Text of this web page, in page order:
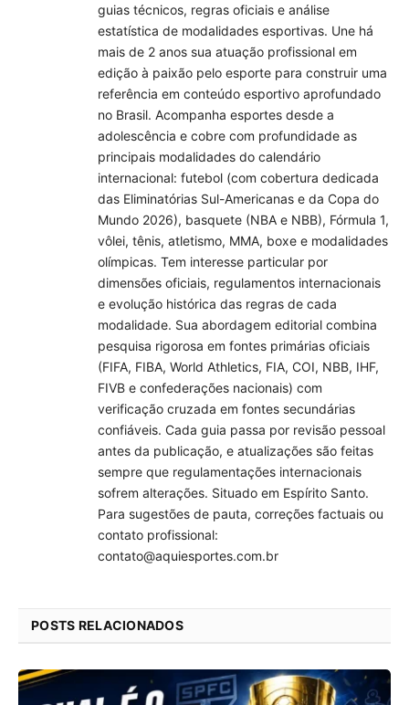
guias técnicos, regras oficiais e análise
estatística de modalidades esportivas. Une há
mais de 2 anos sua atuação profissional em
edição à paixão pelo esporte para construir uma
referência em conteúdo esportivo aprofundado
no Brasil. Acompanha esportes desde a
adolescência e cobre com profundidade as
principais modalidades do calendário
internacional: futebol (com cobertura dedicada
das Eliminatórias Sul-Americanas e da Copa do
Mundo 2026), basquete (NBA e NBB), Fórmula 1,
vôlei, tênis, atletismo, MMA, boxe e modalidades
olímpicas. Tem interesse particular por
dimensões oficiais, regulamentos internacionais
e evolução histórica das regras de cada
modalidade. Sua abordagem editorial combina
pesquisa rigorosa em fontes primárias oficiais
(FIFA, FIBA, World Athletics, FIA, COI, NBB, IHF,
FIVB e confederações nacionais) com
verificação cruzada em fontes secundárias
confiáveis. Cada guia passa por revisão pessoal
antes da publicação, e atualizações são feitas
sempre que regulamentações internacionais
sofrem alterações. Situado em Espírito Santo.
Para sugestões de pauta, correções factuais ou
contato profissional:
contato@aquiesportes.com.br
POSTS RELACIONADOS